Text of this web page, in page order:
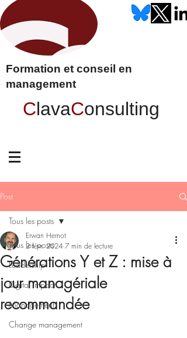
Formation et conseil en
management
ClavaConsulting
Post
Tous les posts
Leadership
Digital impact
Management
Change management
Tous les posts
Générations Y et Z : mise à
jour managériale
recommandée
Erwan Hernot
2 févr. 2024 7 min de lecture